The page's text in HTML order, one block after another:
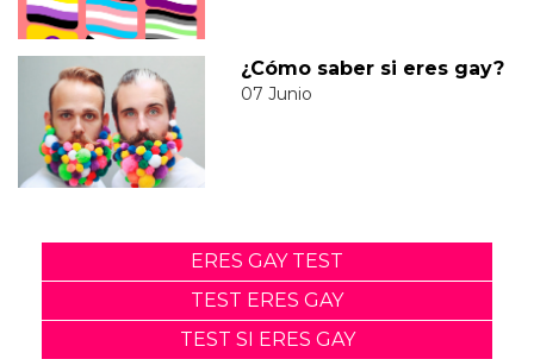
¿Cómo saber si eres gay?
07 Junio
ERES GAY TEST
TEST ERES GAY
TEST SI ERES GAY